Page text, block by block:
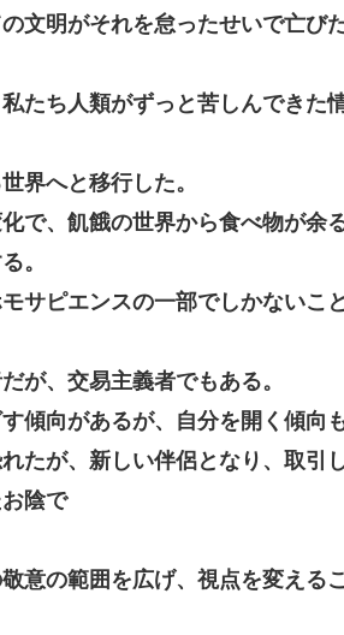
文明がそれを怠ったせいで亡び
たち人類がずっと苦しんできた
界へと移行した。
で、飢餓の世界から食べ物が余
。
サピエンスの一部でしかないこ
が、交易主義者でもある。
傾向があるが、自分を開く傾向
たが、新しい伴侶となり、取引
陰で
意の範囲を広げ、視点を変える